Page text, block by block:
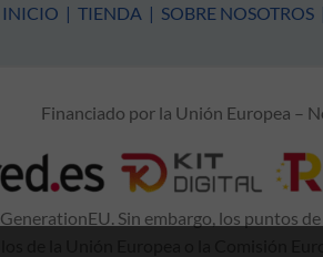
INICIO | TIENDA | SOBRE NOSOTROS
Financiado por la Unión Europea –
Sin embargo, los puntos